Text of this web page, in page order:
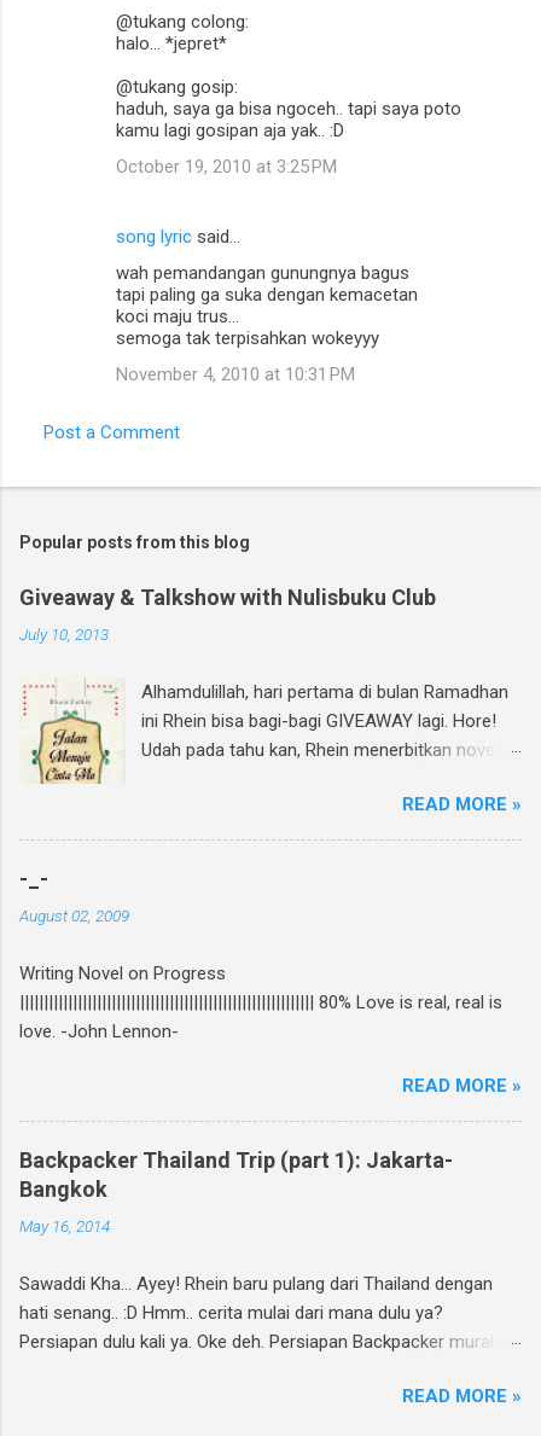
@tukang colong:
halo... *jepret*
@tukang gosip:
haduh, saya ga bisa ngoceh.. tapi saya poto
kamu lagi gosipan aja yak.. :D
October 19, 2010 at 3:25 PM
song lyric said…
wah pemandangan gunungnya bagus
tapi paling ga suka dengan kemacetan
koci maju trus...
semoga tak terpisahkan wokeyyy
November 4, 2010 at 10:31 PM
Post a Comment
Popular posts from this blog
Giveaway & Talkshow with Nulisbuku Club
July 10, 2013
Alhamdulillah, hari pertama di bulan Ramadhan
ini Rhein bisa bagi-bagi GIVEAWAY lagi. Hore!
Udah pada tahu kan, Rhein menerbitkan novel
beredar di toko buku, termasuk di beberapa
toko buku online. Bagi yang mau tahu behind
Follow twitter @rheinfathia dan Like Fan Page
Rhein Fathia Twitpic cover novel " Jalan Menuju
Cinta-Mu " dan mention 2 temanmu untuk
#JalanMenujuCintaMu novel @rheinfathia yuk,
@[nama teman1] @[nama teman2] Info
www.rheinfathia.com " Boleh nge-twit berkali-
Facebook kamu, sertakan link
www.rheinfathia.com, dan tag temanmu.
Posting link f...
READ MORE »
-_-
August 02, 2009
Writing Novel on Progress
||||||||||||||||||||||||||||||||||||||||||||||||||||||||||||| 80% Love is real, real is
love. -John Lennon-
READ MORE »
Backpacker Thailand Trip (part 1): Jakarta-
Bangkok
May 16, 2014
Sawaddi Kha... Ayey! Rhein baru pulang dari Thailand dengan
hati senang.. :D Hmm.. cerita mulai dari mana dulu ya?
Persiapan dulu kali ya. Oke deh. Persiapan Backpacker murah
tertentu, Rhein selalu jalan-jalan ala backpacker. Why? Selain
READ MORE »